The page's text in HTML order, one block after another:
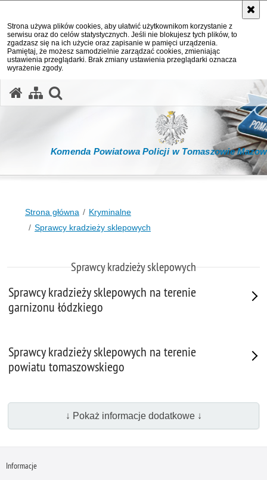
Strona używa plików cookies, aby ułatwić użytkownikom korzystanie z
serwisu oraz do celów statystycznych. Jeśli nie blokujesz tych plików, to
zgadzasz się na ich użycie oraz zapisanie w pamięci urządzenia.
Pamiętaj, że możesz samodzielnie zarządzać cookies, zmieniając
ustawienia przeglądarki. Brak zmiany ustawienia przeglądarki oznacza
wyrażenie zgody.
Komenda Powiatowa Policji w Tomaszowie
Strona główna
Kryminalne
Sprawcy kradzieży sklepowych
Sprawcy kradzieży sklepowych
Sprawcy kradzieży sklepowych na terenie
garnizonu łódzkiego
Sprawcy kradzieży sklepowych na terenie
powiatu tomaszowskiego
↓ Pokaż informacje dodatkowe ↓
Informacje